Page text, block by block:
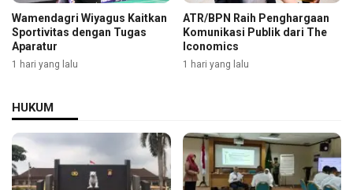
Wamendagri Wiyagus Kaitkan
Sportivitas dengan Tugas
Aparatur
1 hari yang lalu
ATR/BPN Raih Penghargaan
Komunikasi Publik dari The
Iconomics
1 hari yang lalu
HUKUM